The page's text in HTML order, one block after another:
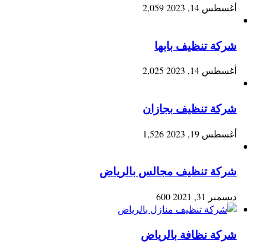
أغسطس 14, 2023 2,059
شركة تنظيف بابها
أغسطس 14, 2023 2,025
شركة تنظيف بجازان
أغسطس 19, 2023 1,526
شركة تنظيف مجالس بالرياض
ديسمبر 31, 2021 600
شركة نظافة بالرياض